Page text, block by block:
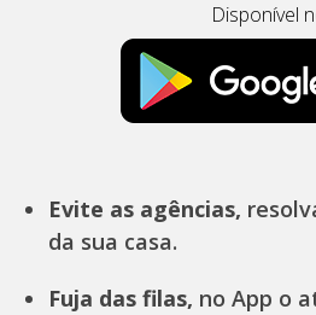
Disponível
Evite as agências,
da sua casa.
Fuja das filas, no App o